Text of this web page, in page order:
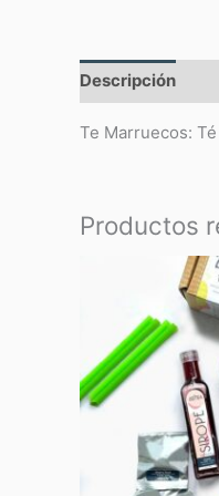
Descripción
Te Marruecos:
Productos